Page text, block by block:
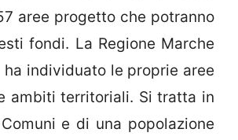
aree progetto che potranno
fondi. La Regione Marche
individuato le proprie aree
ambiti territoriali. Si tratta in
e di una popolazione